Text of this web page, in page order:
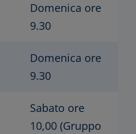
Domenica ore
9.30
Domenica ore
9.30
Sabato ore
10,00 (Gruppo